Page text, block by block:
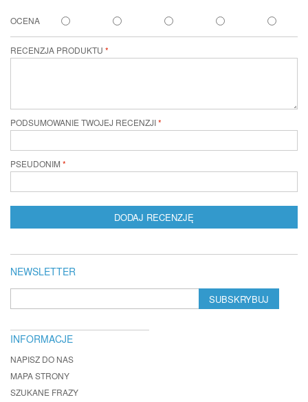
OCENA
RECENZJA PRODUKTU
PODSUMOWANIE TWOJEJ RECENZJI
PSEUDONIM
DODAJ RECENZJĘ
NEWSLETTER
SUBSKRYBUJ
INFORMACJE
NAPISZ DO NAS
MAPA STRONY
SZUKANE FRAZY